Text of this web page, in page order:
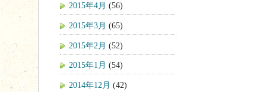
2015年4月 (56)
2015年3月 (65)
2015年2月 (52)
2015年1月 (54)
2014年12月 (42)